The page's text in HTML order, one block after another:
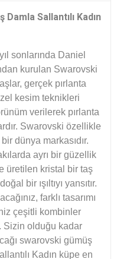
Sallantılı Kadın
sonlarında Daniel
kurulan Swarovski
gerçek pırlanta
kesim teknikleri
verilerek pırlanta
Swarovski özellikle
dünya markasıdır.
ayrı bir güzellik
üretilen kristal bir taş
bir ışıltıyı yansıtır.
farklı tasarımı
çeşitli kombinler
Sizin olduğu kadar
swarovski gümüş
Kadın küpe en